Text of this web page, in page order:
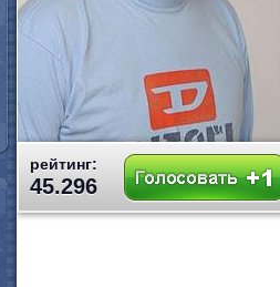
рейтинг:
45.296